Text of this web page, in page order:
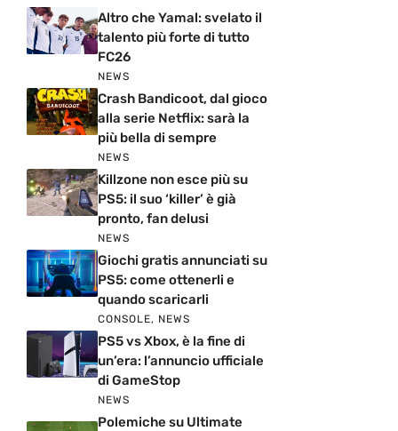
Altro che Yamal: svelato il
talento più forte di tutto
FC26
NEWS
Crash Bandicoot, dal gioco
alla serie Netflix: sarà la
più bella di sempre
NEWS
Killzone non esce più su
PS5: il suo ‘killer’ è già
pronto, fan delusi
NEWS
Giochi gratis annunciati su
PS5: come ottenerli e
quando scaricarli
CONSOLE, NEWS
PS5 vs Xbox, è la fine di
un’era: l’annuncio ufficiale
di GameStop
NEWS
Polemiche su Ultimate